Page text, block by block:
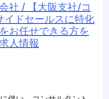
社 / 【大阪支社/コ
イドセールスに特化
お任せできる方を
人情報